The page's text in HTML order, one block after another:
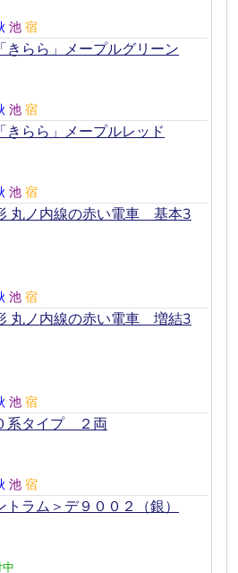
池 宿
きらら」メープルグリーン
池 宿
きらら」メープルレッド
池 宿
丸ノ内線の赤い電車 基本3
池 宿
丸ノ内線の赤い電車 増結3
池 宿
系タイプ ２両
池 宿
ラム＞デ９００２（銀）